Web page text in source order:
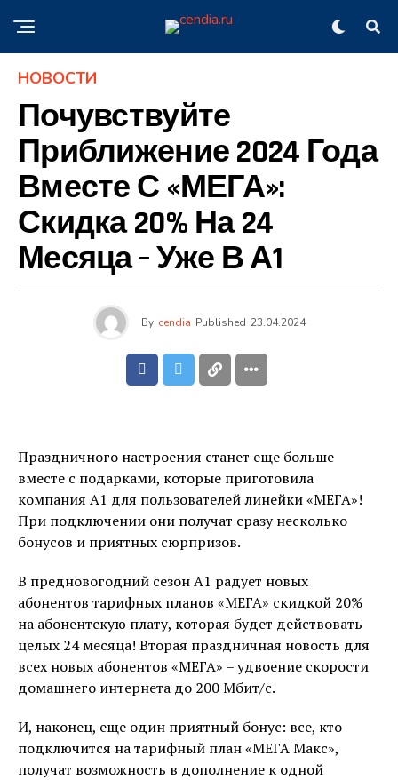
НОВОСТИ
Почувствуйте
Приближение 2024 Года
Вместе С «МЕГА»:
Скидка 20% На 24
Месяца – Уже В А1
By cendia Published 23.04.2024
Праздничного настроения станет еще больше
вместе с подарками, которые приготовила
компания А1 для пользователей линейки «МЕГА»!
При подключении они получат сразу несколько
бонусов и приятных сюрпризов.
В предновогодний сезон А1 радует новых
абонентов тарифных планов «МЕГА» скидкой 20%
на абонентскую плату, которая будет действовать
целых 24 месяца! Вторая праздничная новость для
всех новых абонентов «МЕГА» – удвоение скорости
домашнего интернета до 200 Мбит/с.
И, наконец, еще один приятный бонус: все, кто
подключится на тарифный план «МЕГА Макс»,
получат возможность в дополнение к одной